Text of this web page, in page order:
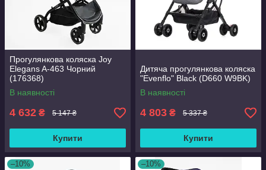
Прогулянкова коляска Joy
Elegans A-463 Чорний
(176368)
В наявності
4 632 ₴ 5 147 ₴
Купити
Дитяча прогулянкова коляска
"Evenflo" Black (D660 W9BK)
В наявності
4 803 ₴ 5 337 ₴
Купити
–10% –10%